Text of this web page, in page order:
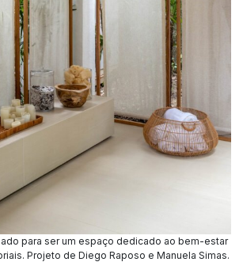
para ser um espaço dedicado ao bem-estar
Projeto de Diego Raposo e Manuela Simas.